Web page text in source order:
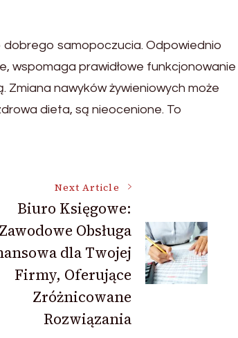
samopoczucia. Odpowiednio
wspomaga prawidłowe funkcjonowanie
Zmiana nawyków żywieniowych może
dieta, są nieocenione. To
Next Article
Biuro Księgowe:
Zawodowe Obsługa
dla Twojej
Firmy, Oferujące
Zróżnicowane
Rozwiązania